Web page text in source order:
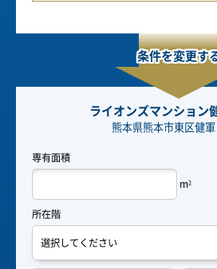
条件を変更す
ライオンズマンション
熊本県熊本市東区健軍
専有面積
m2
所在階